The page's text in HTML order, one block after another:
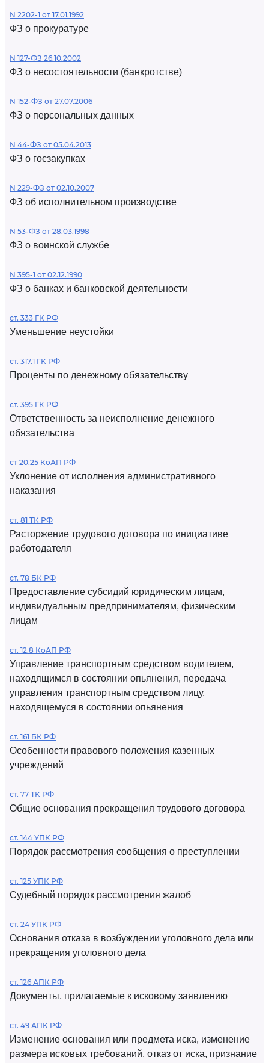
N 2202-1 от 17.01.1992
ФЗ о прокуратуре
N 127-ФЗ 26.10.2002
ФЗ о несостоятельности (банкротстве)
N 152-ФЗ от 27.07.2006
ФЗ о персональных данных
N 44-ФЗ от 05.04.2013
ФЗ о госзакупках
N 229-ФЗ от 02.10.2007
ФЗ об исполнительном производстве
N 53-ФЗ от 28.03.1998
ФЗ о воинской службе
N 395-1 от 02.12.1990
ФЗ о банках и банковской деятельности
ст. 333 ГК РФ
Уменьшение неустойки
ст. 317.1 ГК РФ
Проценты по денежному обязательству
ст. 395 ГК РФ
Ответственность за неисполнение денежного
обязательства
ст 20.25 КоАП РФ
Уклонение от исполнения административного
наказания
ст. 81 ТК РФ
Расторжение трудового договора по инициативе
работодателя
ст. 78 БК РФ
Предоставление субсидий юридическим лицам,
индивидуальным предпринимателям, физическим
лицам
ст. 12.8 КоАП РФ
Управление транспортным средством водителем,
находящимся в состоянии опьянения, передача
управления транспортным средством лицу,
находящемуся в состоянии опьянения
ст. 161 БК РФ
Особенности правового положения казенных
учреждений
ст. 77 ТК РФ
Общие основания прекращения трудового договора
ст. 144 УПК РФ
Порядок рассмотрения сообщения о преступлении
ст. 125 УПК РФ
Судебный порядок рассмотрения жалоб
ст. 24 УПК РФ
Основания отказа в возбуждении уголовного дела или
прекращения уголовного дела
ст. 126 АПК РФ
Документы, прилагаемые к исковому заявлению
ст. 49 АПК РФ
Изменение основания или предмета иска, изменение
размера исковых требований, отказ от иска, признание